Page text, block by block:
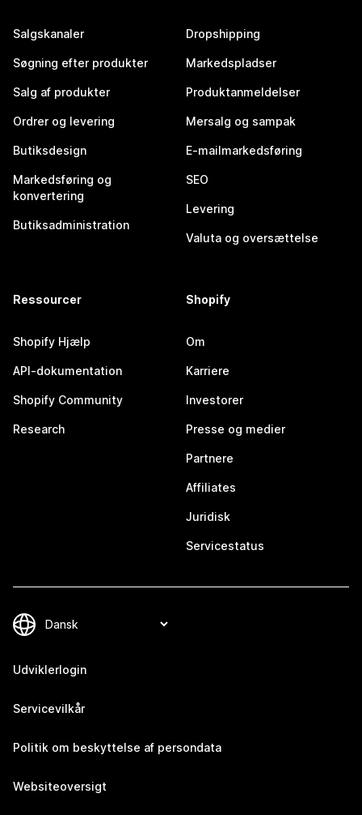
Salgskanaler
Søgning efter produkter
Salg af produkter
Ordrer og levering
Butiksdesign
Markedsføring og
konvertering
Butiksadministration
Dropshipping
Markedspladser
Produktanmeldelser
Mersalg og sampak
E-mailmarkedsføring
SEO
Levering
Valuta og oversættelse
Ressourcer
Shopify Hjælp
API-dokumentation
Shopify Community
Research
Shopify
Om
Karriere
Investorer
Presse og medier
Partnere
Affiliates
Juridisk
Servicestatus
Udviklerlogin
Servicevilkår
Politik om beskyttelse af persondata
Websiteoversigt